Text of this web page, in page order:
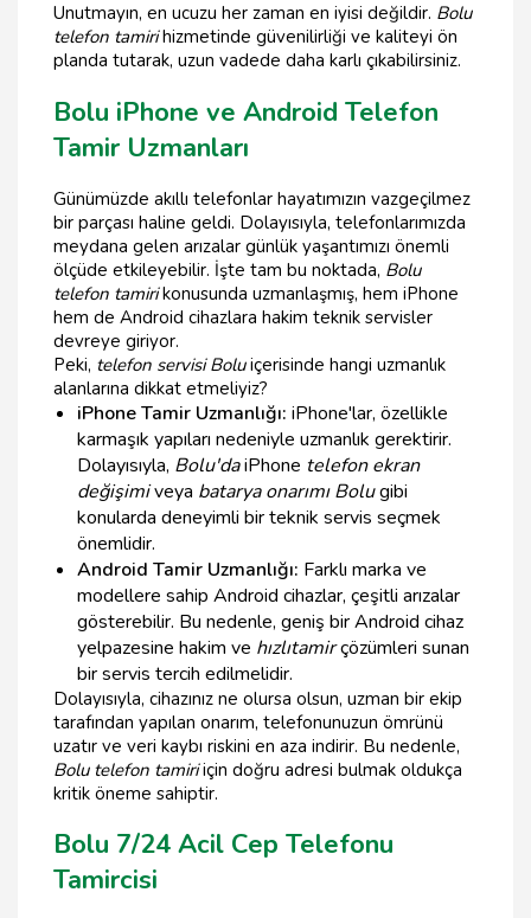
Unutmayın, en ucuzu her zaman en iyisi değildir. Bolu
telefon tamirihizmetinde güvenilirliği ve kaliteyi ön
planda tutarak, uzun vadede daha karlı çıkabilirsiniz.
Bolu iPhone ve Android Telefon
Tamir Uzmanları
Günümüzde akıllı telefonlar hayatımızın vazgeçilmez
bir parçası haline geldi. Dolayısıyla, telefonlarımızda
meydana gelen arızalar günlük yaşantımızı önemli
ölçüde etkileyebilir. İşte tam bu noktada, Bolu
telefon tamirikonusunda uzmanlaşmış, hem iPhone
hem de Android cihazlara hakim teknik servisler
devreye giriyor.
Peki, telefon servisi Boluiçerisinde hangi uzmanlık
alanlarına dikkat etmeliyiz?
iPhone Tamir Uzmanlığı: iPhone'lar, özellikle
karmaşık yapıları nedeniyle uzmanlık gerektirir.
Dolayısıyla, Bolu'daiPhone telefon ekran
değişimiveya batarya onarımı Bolugibi
konularda deneyimli bir teknik servis seçmek
önemlidir.
Android Tamir Uzmanlığı: Farklı marka ve
modellere sahip Android cihazlar, çeşitli arızalar
gösterebilir. Bu nedenle, geniş bir Android cihaz
yelpazesine hakim ve hızlıtamirçözümleri sunan
bir servis tercih edilmelidir.
Dolayısıyla, cihazınız ne olursa olsun, uzman bir ekip
tarafından yapılan onarım, telefonunuzun ömrünü
uzatır ve veri kaybı riskini en aza indirir. Bu nedenle,
Bolu telefon tamiriiçin doğru adresi bulmak oldukça
kritik öneme sahiptir.
Bolu 7/24 Acil Cep Telefonu
Tamircisi